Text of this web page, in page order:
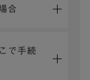
合
で手続